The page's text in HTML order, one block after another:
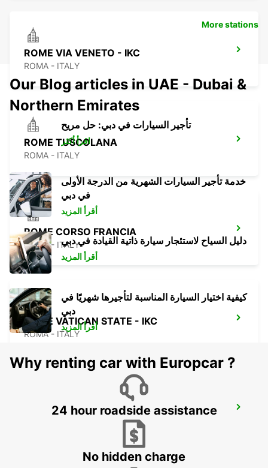
ROME VIA VENETO - IKC
ROMA - ITALY
ROME TUSCOLANA
ROMA - ITALY
ROME CORSO FRANCIA
ROMA - ITALY
ROME VATICAN STATE - IKC
ROMA - ITALY
ROME EUR
More stations
Our Blog articles in UAE - Dubai &
Northern Emirates
تأجير السيارات في دبي: حل مريح
اقرأ أكثر
خدمة تأجير السيارات الشهرية من الدرجة الأولى
في دبي
أقرأ المزيد
دليل السياح لاستئجار سيارة ذاتية القيادة في دبي
أقرأ المزيد
كيفية اختيار السيارة المناسبة لتأجيرها شهريًا في
دبي
أقرأ المزيد
Why renting car with Europcar ?
24 hour roadside assistance
No hidden charge